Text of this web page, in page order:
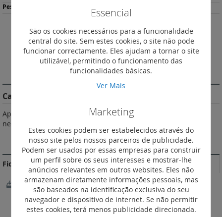
Descarregar
Ficha de Produto
Imprimir
imagens
DESCRIÇÃO
Características do Produto
Aperto mecânico com junta retrátil de estanquidade em
neopreno, que garante um IP 68. Conforme a norma EN 50262.
MAIS INFORMAÇÃO
Fichas Técnicas
FichaTécnica_F02550FR00.pdf
DOCUMENTAÇÃO DE CONFORMIDADE
Essencial
São os cookies necessários para a funcionalidade
central do site. Sem estes cookies, o site não pode
funcionar correctamente. Eles ajudam a tornar o site
utilizável, permitindo o funcionamento das
funcionalidades básicas.
Ver Mais
Marketing
Estes cookies podem ser estabelecidos através do
nosso site pelos nossos parceiros de publicidade.
Podem ser usados por essas empresas para construir
um perfil sobre os seus interesses e mostrar-lhe
anúncios relevantes em outros websites. Eles não
armazenam diretamente informações pessoais, mas
são baseados na identificação exclusiva do seu
navegador e dispositivo de internet. Se não permitir
estes cookies, terá menos publicidade direcionada.